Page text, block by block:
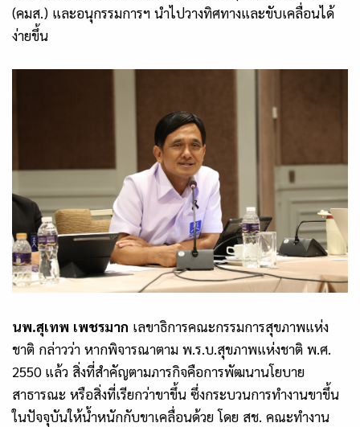
(คมส.) และอนุกรรมการฯ นำไปวางทิศทางและขับเคลื่อนได้
ง่ายขึ้น
นพ.สุเทพ เพชรมาก เลขาธิการคณะกรรมการสุขภาพแห่ง
ชาติ กล่าวว่า หากพิจารณาตาม พ.ร.บ.สุขภาพแห่งชาติ พ.ศ.
2550 แล้ว สิ่งที่สำคัญตามภารกิจคือการพัฒนานโยบาย
สาธารณะ หรือสิ่งที่เรียกว่าขาขึ้น ซึ่งกระบวนการทำงานขาขึ้น
ในปัจจุบันให้น้ำหนักกับขาเคลื่อนด้วย โดย สช. คณะทำงาน